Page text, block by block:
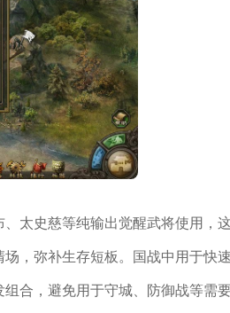
太史慈等纯输出觉醒武将使用，
，弥补生存短板。国战中用于快速
合，避免用于守城、防御战等需